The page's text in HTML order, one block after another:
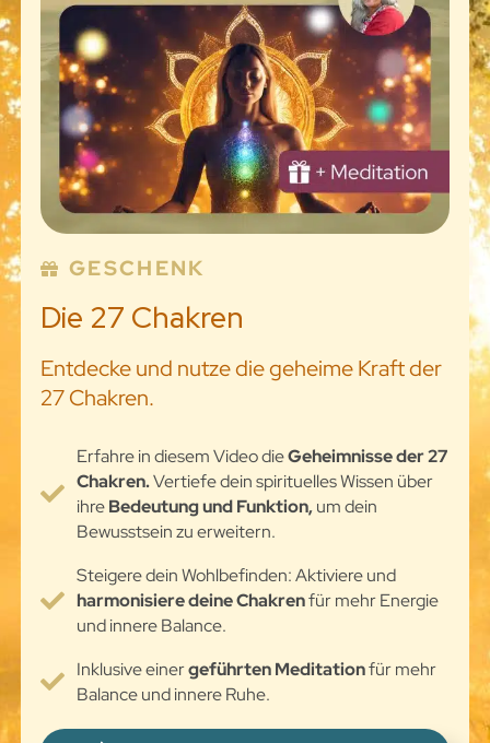
GESCHENK
Die 27 Chakren
Entdecke und nutze die geheime Kraft der
27 Chakren.
Erfahre in diesem Video dieGeheimnisse der 27
Chakren.Vertiefe dein spirituelles Wissen über
ihreBedeutung und Funktion,um dein
Bewusstsein zu erweitern.
Steigere dein Wohlbefinden: Aktiviere und
harmonisiere deine Chakrenfür mehr Energie
und innere Balance.
Inklusive einergeführten Meditationfür mehr
Balance und innere Ruhe.